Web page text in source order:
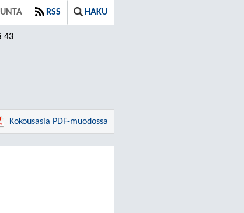
RSS HAKU
43
Kokousasia PDF-muodossa